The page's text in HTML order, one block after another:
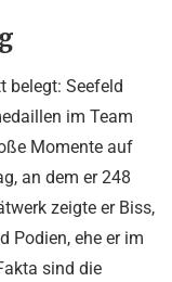
belegt: Seefeld
im Team
Momente auf
an dem er 248
zeigte er Biss,
Podien, ehe er im
sind die